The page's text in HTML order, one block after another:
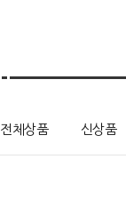
전체상품 신상품